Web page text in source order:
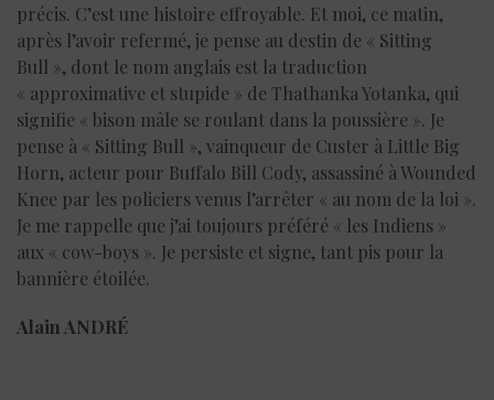
précis. C’est une histoire effroyable. Et moi, ce matin,
après l’avoir refermé, je pense au destin de « Sitting
Bull », dont le nom anglais est la traduction
« approximative et stupide » de Thathanka Yotanka, qui
signifie « bison mâle se roulant dans la poussière ». Je
pense à « Sitting Bull », vainqueur de Custer à Little Big
Horn, acteur pour Buffalo Bill Cody, assassiné à Wounded
Knee par les policiers venus l’arrêter « au nom de la loi ».
Je me rappelle que j’ai toujours préféré « les Indiens »
aux « cow-boys ». Je persiste et signe, tant pis pour la
bannière étoilée.
Alain ANDRÉ